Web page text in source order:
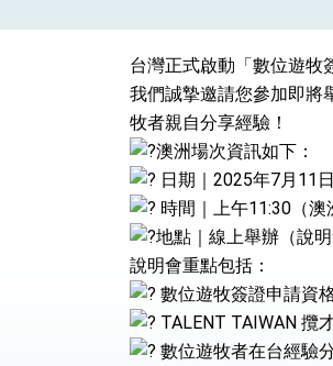
總統與五院院長新春茶敘 盼化分歧為團
總統農曆春節談話
台美貿易協議完成簽署達成6大目標、
臺美簽署「對等貿易協定」確立對等關
總統接受「法新社」（AFP）專訪內容
外交部長林佳龍於《外交事務》撰文指
總統主持「台美經濟繁榮夥伴對話」記
台灣正式啟動「數位遊牧
我們誠摯邀請您參加即將
牧者親自分享經驗！
澳洲場次資訊如下：
日期｜2025年7月11
時間｜上午11:30（澳
地點｜線上舉辦（說
說明會重點包括：
數位遊牧簽證申請資
TALENT TAIWAN 攬
數位遊牧者在台經驗